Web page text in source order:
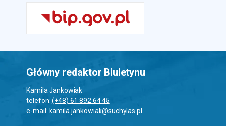
Główny redaktor Biuletynu
Kamila Jankowiak
telefon: (+48) 61 892 64 45
e-mail: kamila.jankowiak@suchylas.pl